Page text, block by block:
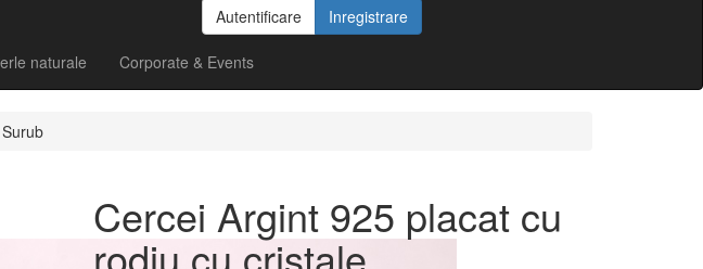
Autentificare
Inregistrare
naturale Corporate & Events
925 placat cu
Cercei Argint 925 placat cu